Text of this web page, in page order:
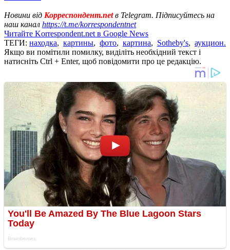
Новини від Корреспондент.netв Telegram. Підписуйтесь на
наш канал https://t.me/korrespondentnet
Читайте Korrespondent.net в Google News
ТЕГИ: находка, картины, фото, картина, Sotheby's, аукцион.
Якщо ви помітили помилку, виділіть необхідний текст і
натисніть Ctrl + Enter, щоб повідомити про це редакцію.